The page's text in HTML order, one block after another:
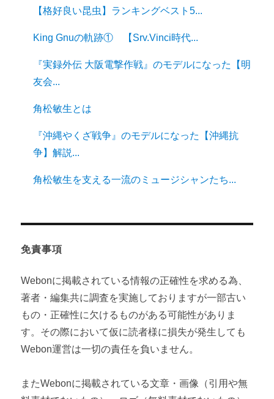
【格好良い昆虫】ランキングベスト5...
King Gnuの軌跡① 【Srv.Vinci時代...
『実録外伝 大阪電撃作戦』のモデルになった【明
友会...
角松敏生とは
『沖縄やくざ戦争』のモデルになった【沖縄抗
争】解説...
角松敏生を支える一流のミュージシャンたち...
免責事項
Webonに掲載されている情報の正確性を求める為、
著者・編集共に調査を実施しておりますが一部古い
もの・正確性に欠けるものがある可能性がありま
す。その際において仮に読者様に損失が発生しても
Webon運営は一切の責任を負いません。
またWebonに掲載されている文章・画像（引用や無